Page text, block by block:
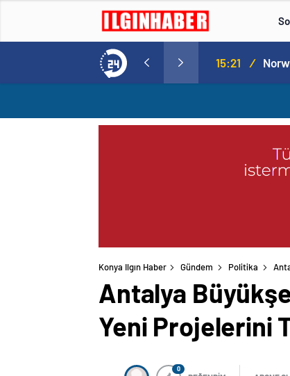
Norweç silahlı kuvvetleri kadınlardan oluşan özel kuvvetler eğitimlerini başlattı. 15:20 /
Konya Ilgın Haber Gündem Politika
Antalya
Yeni Projelerini
0